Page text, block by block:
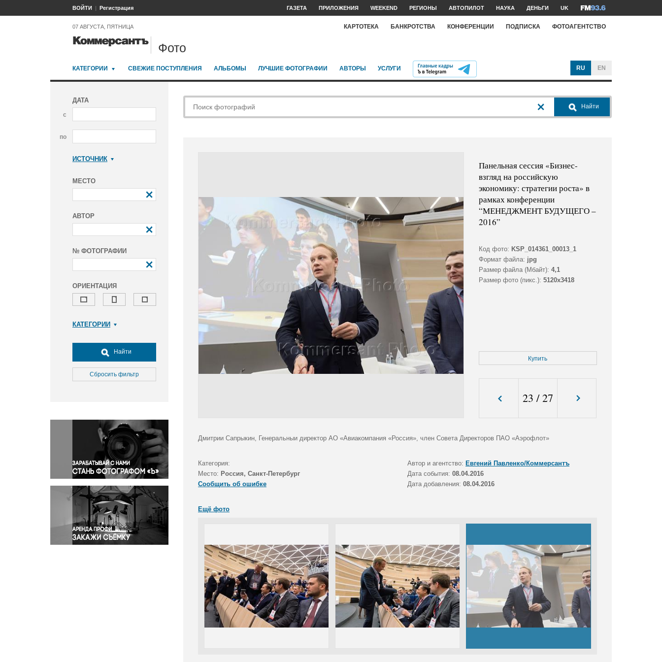
ВОЙТИ Регистрация ГАЗЕТА ПРИЛОЖЕНИЯ WEEKEND РЕГИОНЫ АВТОПИЛОТ НАУКА ДЕНЬГИ UK
07 АВГУСТА, ПЯТНИЦА КАРТОТЕКА БАНКРОТСТВА КОНФЕРЕНЦИИ ПОДПИСКА ФОТОАГЕНТСТВО
Фото
КАТЕГОРИИ СВЕЖИЕ ПОСТУПЛЕНИЯ АЛЬБОМЫ ЛУЧШИЕ ФОТОГРАФИИ АВТОРЫ УСЛУГИ RU EN
ДАТА
с
по
ИСТОЧНИК
МЕСТО
АВТОР
№ ФОТОГРАФИИ
ОРИЕНТАЦИЯ
КАТЕГОРИИ
Досуг, туризм и отдых
Культура
Медицина
Окружающая среда
Политика
Правосудие
Происшествия и конфликты
Религия
Светская жизнь
Спорт
Экология
Экономика и бизнес
Найти
Сбросить фильтр
Найти
Панельная сессия «Бизнес-
взгляд на российскую
экономику: стратегии роста» в
рамках конференции
“МЕНЕДЖМЕНТ БУДУЩЕГО –
2016”
Код фото: KSP_014361_00013_1
Формат файла: jpg
Размер файла (Мбайт): 4,1
Размер фото (пикс.): 5120x3418
Купить
23 /27
Дмитрии Сапрыкин, Генеральныи директор АО «Авиакомпания «Россия», член Совета Директоров ПАО «Аэрофлот»
Категория: Автор и агентство: Евгений Павленко/Коммерсантъ
Место: Россия, Санкт-Петербург Дата события: 08.04.2016
Сообщить об ошибке
Дата добавления: 08.04.2016
Ещё фото